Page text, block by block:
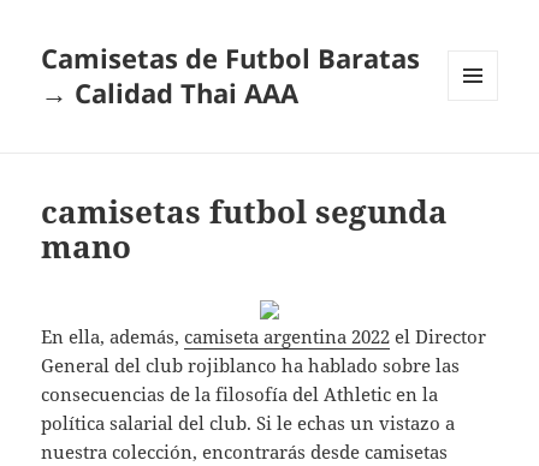
Camisetas de Futbol Baratas
→ Calidad Thai AAA
camisetas futbol segunda
mano
En ella, además,camiseta argentina 2022 el Director
General del club rojiblanco ha hablado sobre las
consecuencias de la filosofía del Athletic en la
política salarial del club. Si le echas un vistazo a
nuestra colección, encontrarás desde camisetas